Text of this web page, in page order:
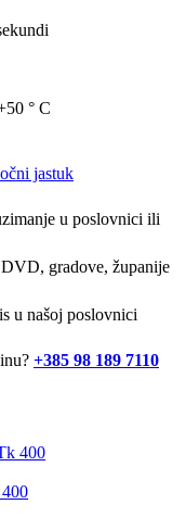
° C
jastuk
u poslovnici ili
gradove, županije
u našoj poslovnici
+385 98 189 7110